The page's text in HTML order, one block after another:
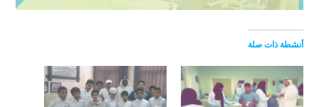
أنشطة ذات صلة